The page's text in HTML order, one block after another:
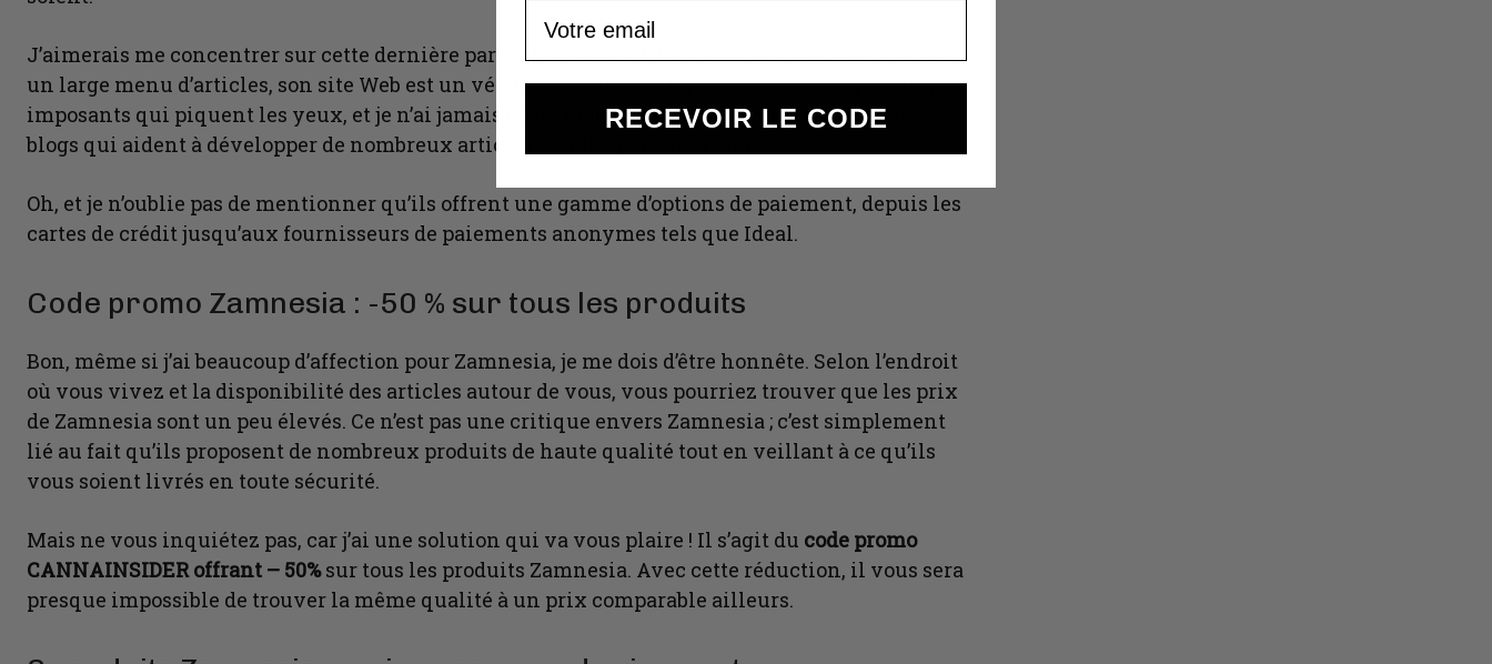
J’aimerais me concentrer sur cette dernière partie, car souvent, lorsqu’une entreprise propose
un large menu d’articles, son site Web est un véritable fouillis. Il n’y a pas de graphiques trop
imposants qui piquent les yeux, et je n’ai jamais eu de mal à naviguer dans les offres ou les
blogs qui aident à développer de nombreux articles vendus par Zamnesia.
Oh, et je n’oublie pas de mentionner qu’ils offrent une gamme d’options de paiement, depuis les
cartes de crédit jusqu’aux fournisseurs de paiements anonymes tels que Ideal.
Code promo Zamnesia : -50 % sur tous les produits
Bon, même si j’ai beaucoup d’affection pour Zamnesia, je me dois d’être honnête. Selon l’endroit
où vous vivez et la disponibilité des articles autour de vous, vous pourriez trouver que les prix
de Zamnesia sont un peu élevés. Ce n’est pas une critique envers Zamnesia ; c’est simplement
lié au fait qu’ils proposent de nombreux produits de haute qualité tout en veillant à ce qu’ils
vous soient livrés en toute sécurité.
Mais ne vous inquiétez pas, car j’ai une solution qui va vous plaire ! Il s’agit du code promo
CANNAINSIDER offrant – 50%sur tous les produits Zamnesia. Avec cette réduction, il vous sera
presque impossible de trouver la même qualité à un prix comparable ailleurs.
RECEVOIR LE CODE